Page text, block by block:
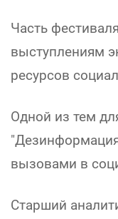
Часть
выступлениям
ресурсов
Одной из тем
вызовами в
Старший